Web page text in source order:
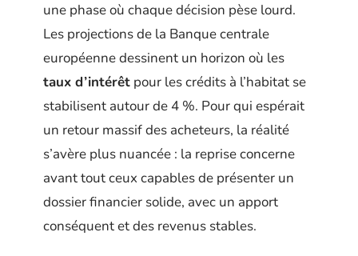
une phase où chaque décision pèse lourd.
Les projections de la Banque centrale
européenne dessinent un horizon où les
taux d’intérêt pour les crédits à l’habitat se
stabilisent autour de 4 %. Pour qui espérait
un retour massif des acheteurs, la réalité
s’avère plus nuancée : la reprise concerne
avant tout ceux capables de présenter un
dossier financier solide, avec un apport
conséquent et des revenus stables.